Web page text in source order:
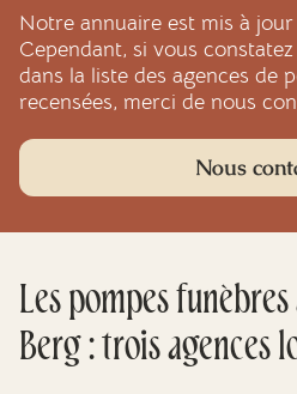
Notre annuaire est mis à
Cependant, si vous
dans la liste des agences de
recensées, merci de nous
Nous
Les pompes
Berg : trois agences